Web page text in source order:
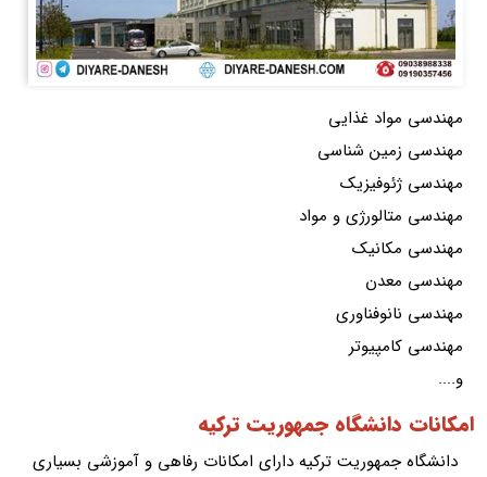
مهندسی مواد غذایی
مهندسی زمین شناسی
مهندسی ژئوفیزیک
مهندسی متالورژی و مواد
مهندسی مکانیک
مهندسی معدن
مهندسی نانوفناوری
مهندسی کامپیوتر
و....
امکانات دانشگاه جمهوریت ترکیه
دانشگاه جمهوریت ترکیه دارای امکانات رفاهی و آموزشی بسیاری